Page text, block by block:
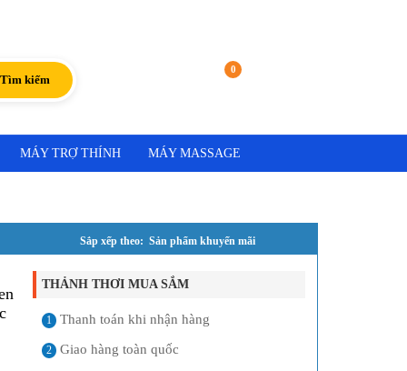
Tìm kiếm
0
Giỏ hàng
MÁY TRỢ THÍNH MÁY MASSAGE
Sắp xếp theo: Sản phẩm khuyến mãi
THẢNH THƠI MUA SẮM
1 Thanh toán khi nhận hàng
2 Giao hàng toàn quốc